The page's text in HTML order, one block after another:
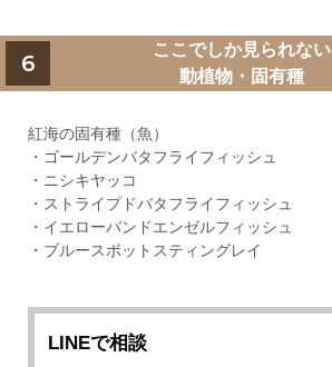
6
ここでしか見られない
動植物・固有種
紅海の固有種（魚）
・ゴールデンバタフライフィッシュ
・ニシキヤッコ
・ストライプドバタフライフィッシュ
・イエローバンドエンゼルフィッシュ
・ブルースポットスティングレイ
LINEで相談